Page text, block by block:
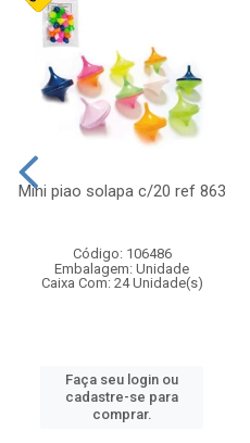
Mini piao solapa c/20 ref 863
Código: 106486
Embalagem: Unidade
Caixa Com: 24 Unidade(s)
Faça seu login ou
cadastre-se para
comprar.